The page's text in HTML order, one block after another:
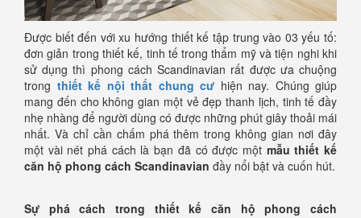
Được biết đến với xu hướng thiết kế tập trung vào 03 yếu tố:
đơn giản trong thiết kế, tinh tế trong thẩm mỹ và tiện nghi khi
sử dụng thì phong cách Scandinavian rất được ưa chuộng
trong thiết kế nội thất chung cư hiện nay. Chúng giúp
mang đến cho không gian một vẻ đẹp thanh lịch, tinh tế đầy
nhẹ nhàng để người dùng có được những phút giây thoải mái
nhất. Và chỉ cần chấm phá thêm trong không gian nơi đây
một vài nét phá cách là bạn đã có được một mẫu thiết kế
căn hộ phong cách Scandinavian đầy nổi bật và cuốn hút.
Sự phá cách trong thiết kế căn hộ phong cách